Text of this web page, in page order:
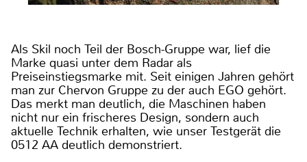
Als Skil noch Teil der Bosch-Gruppe war, lief die
Marke quasi unter dem Radar als
Preiseinstiegsmarke mit. Seit einigen Jahren gehört
man zur Chervon Gruppe zu der auch EGO gehört.
Das merkt man deutlich, die Maschinen haben
nicht nur ein frischeres Design, sondern auch
aktuelle Technik erhalten, wie unser Testgerät die
0512 AA deutlich demonstriert.